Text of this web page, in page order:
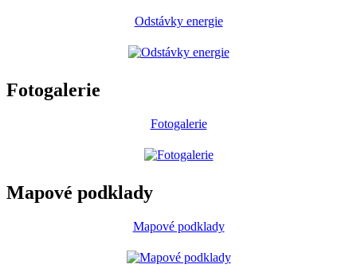
Odstávky energie
Fotogalerie
Fotogalerie
Mapové podklady
Mapové podklady